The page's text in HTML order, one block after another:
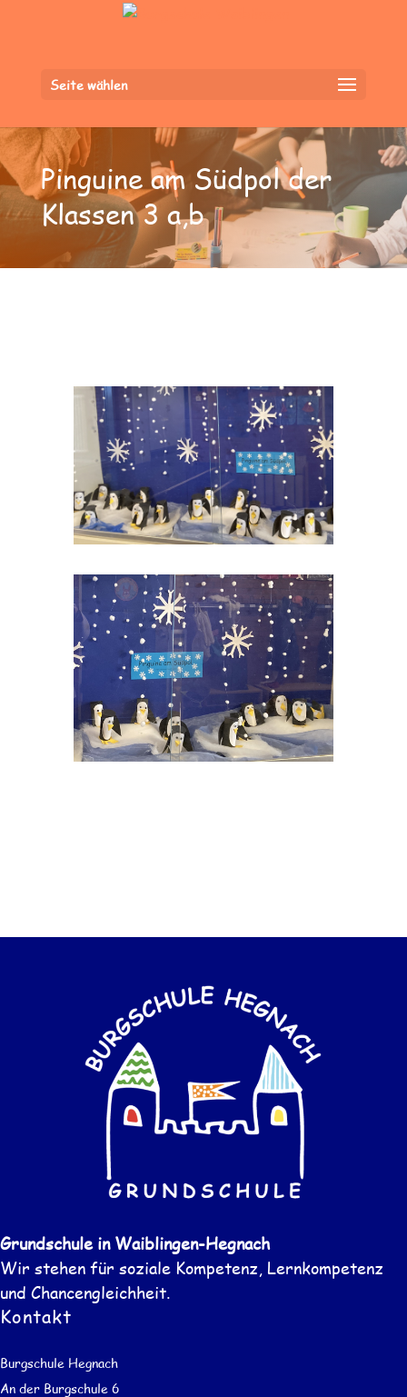
Seite wählen
Pinguine am Südpol der
Klassen 3 a,b
Grundschule in Waiblingen-Hegnach
Wir stehen für soziale Kompetenz, Lernkompetenz
und Chancengleichheit.
Kontakt
Burgschule Hegnach
An der Burgschule 6